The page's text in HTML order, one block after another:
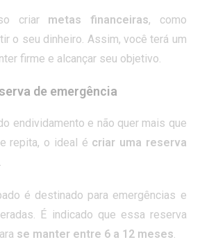
criarmetas financeiras, como
o seu dinheiro. Assim, você terá um
firme e alcançar seu objetivo.
de emergência
endividamento e não quer mais que
repita, o ideal é criar uma reserva
.
é destinado para emergências e
É indicado que essa reserva
se manter entre 6 a 12 meses.